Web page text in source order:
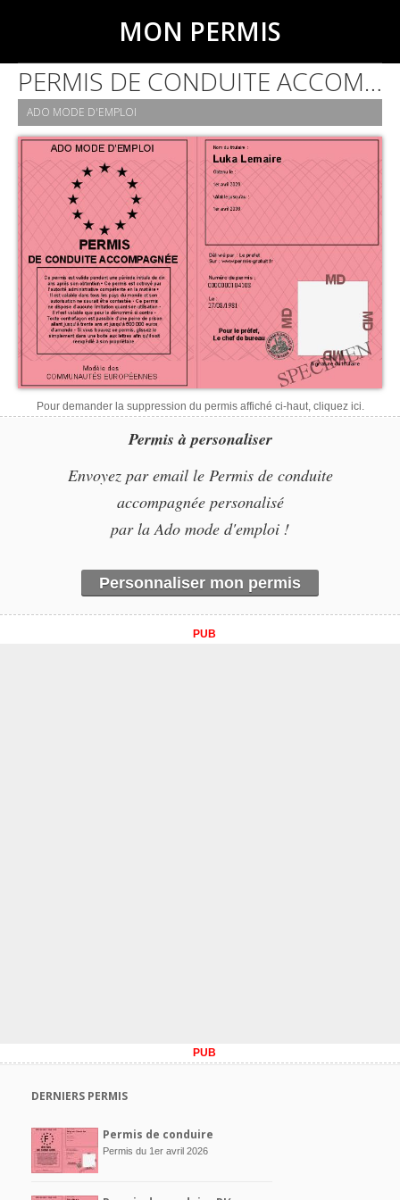
MON PERMIS
PERMIS DE CONDUITE ACCOMPAGNÉE
ADO MODE D'EMPLOI
Pour demander la suppression du permis affiché ci-haut, cliquez ici.
Permis à personaliser
Envoyez par email le Permis de conduite
accompagnée personalisé
par la Ado mode d'emploi !
Personnaliser mon permis
PUB
PUB
DERNIERS PERMIS
Permis de conduire
Permis du 1er avril 2026